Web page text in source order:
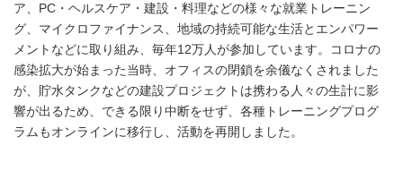
ア、PC・ヘルスケア・建設・料理などの様々な就業トレーニン
グ、マイクロファイナンス、地域の持続可能な生活とエンパワー
メントなどに取り組み、毎年12万人が参加しています。コロナの
感染拡大が始まった当時、オフィスの閉鎖を余儀なくされました
が、貯水タンクなどの建設プロジェクトは携わる人々の生計に影
響が出るため、できる限り中断をせず、各種トレーニングプログ
ラムもオンラインに移行し、活動を再開しました。